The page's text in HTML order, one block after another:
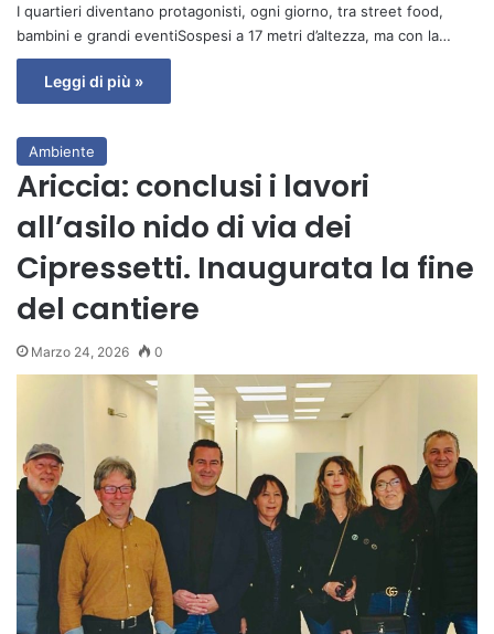
I quartieri diventano protagonisti, ogni giorno, tra street food,
bambini e grandi eventiSospesi a 17 metri d’altezza, ma con la…
Leggi di più »
Ambiente
Ariccia: conclusi i lavori
all’asilo nido di via dei
Cipressetti. Inaugurata la fine
del cantiere
Marzo 24, 2026 0